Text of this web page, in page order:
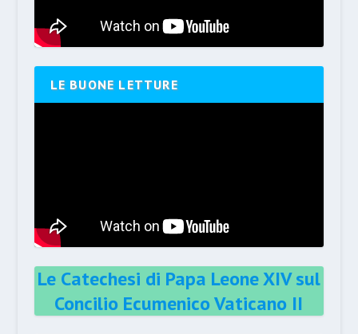
LE BUONE LETTURE
Le Catechesi di Papa Leone XIV sul
Concilio Ecumenico Vaticano II